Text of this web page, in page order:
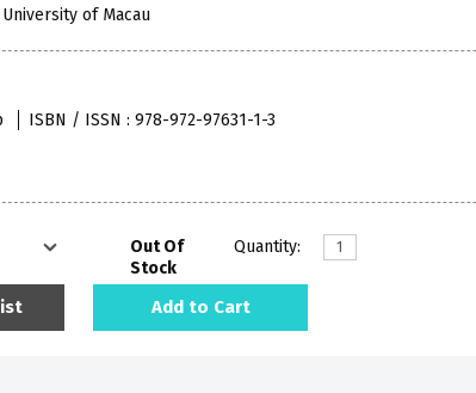
University of Macau
ISBN / ISSN : 978-972-97631-1-3
Out Of
Stock
Quantity:
Add to Cart